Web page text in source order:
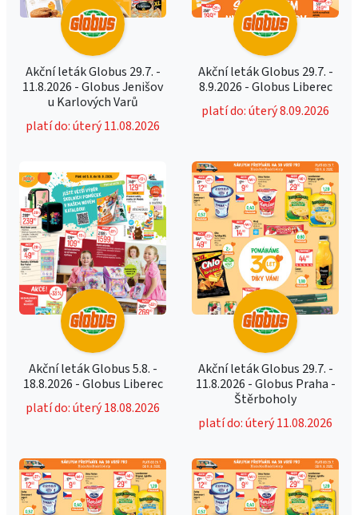
Akční leták Globus 29.7. -
11.8.2026 - Globus Jenišov
u Karlových Varů
platí do: úterý 11.08.2026
Akční leták Globus 29.7. -
8.9.2026 - Globus Liberec
platí do: úterý 8.09.2026
Akční leták Globus 5.8. -
18.8.2026 - Globus Liberec
platí do: úterý 18.08.2026
Akční leták Globus 29.7. -
11.8.2026 - Globus Praha -
Štěrboholy
platí do: úterý 11.08.2026